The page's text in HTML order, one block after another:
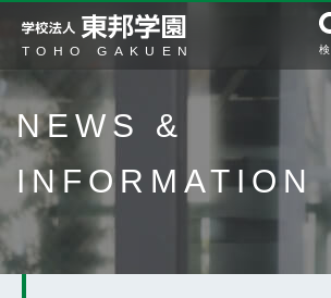
NEWS &
INFORMATION